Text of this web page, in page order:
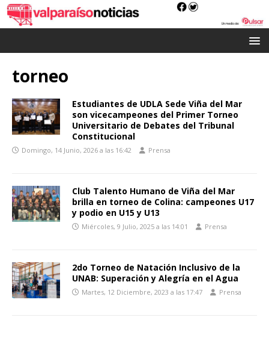
torneo
Estudiantes de UDLA Sede Viña del Mar
son vicecampeones del Primer Torneo
Universitario de Debates del Tribunal
Constitucional
Domingo, 14 Junio, 2026 a las 16:42 Prensa
Club Talento Humano de Viña del Mar
brilla en torneo de Colina: campeones U17
y podio en U15 y U13
Miércoles, 9 Julio, 2025 a las 14:01 Prensa
2do Torneo de Natación Inclusivo de la
UNAB: Superación y Alegría en el Agua
Martes, 12 Diciembre, 2023 a las 17:47 Prensa